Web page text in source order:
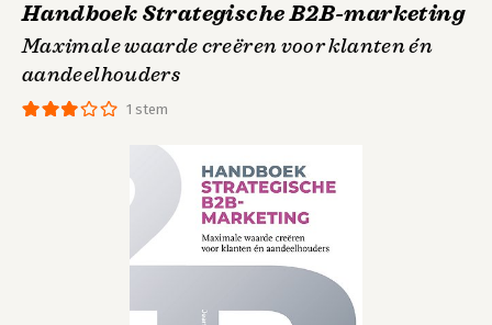
1 stem
Handboek Strategische B2B-marketing
Maximale waarde creëren voor klanten én
aandeelhouders